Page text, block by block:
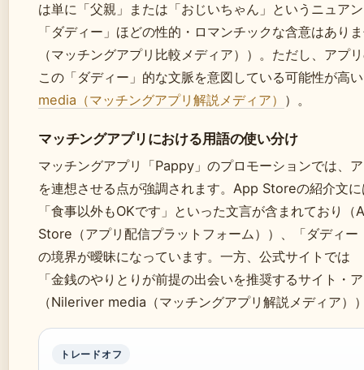
は単に「父親」または「おじいちゃん」というニュア
「ダディー」ほどの性的・ロマンチックな含意はあり
（マッチングアプリ比較メディア））。ただし、アプ
この「ダディー」的な文脈を意図している可能性が高
media（マッチングアプリ解説メディア） ）。
マッチングアプリにおける用語の使い分け
マッチングアプリ「Pappy」のプロモーションでは、
を連想させる点が強調されます。App Storeの紹介文
「食事以外もOKです」といった文言が含まれており
Store（アプリ配信プラットフォーム））、「ダディ
の境界が曖昧になっています。一方、公式サイトでは
「金銭のやりとりが前提の出会いを推奨するサイト・
（Nileriver media（マッチングアプリ解説メディア）
トレードオフ